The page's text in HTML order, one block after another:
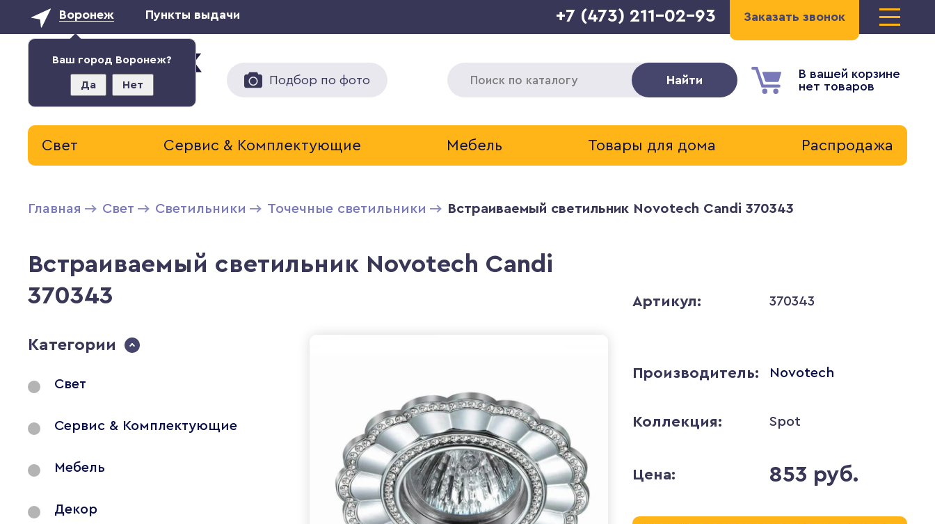
Воронеж
Ваш город Воронеж?
Да Нет
Пункты выдачи Заказать звонок
+7 (473) 211-02-93
Подбор по фото
В вашей корзине
нет товаров
Найти
Свет Сервис & Комплектующие Мебель Товары для дома Распродажа
Главная Свет Светильники Точечные светильники Встраиваемый светильник Novotech Candi 370343
Встраиваемый светильник Novotech Candi
370343
Категории
Свет
Сервис & Комплектующие
Мебель
Декор
Артикул: 370343
Производитель: Novotech
Коллекция: Spot
Цена: 853 руб.